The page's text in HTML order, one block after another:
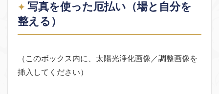
写真を使った厄払い（場と自分を
整える）
（このボックス内に、太陽光浄化画像／調整画像を
挿入してください）